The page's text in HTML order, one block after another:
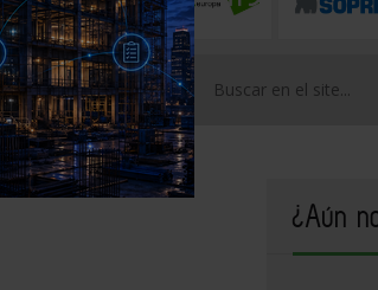
¿Aún